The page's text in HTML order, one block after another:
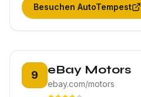
Besuchen AutoTempest
9 Platz 9:
eBay Motors
ebay.com/motors